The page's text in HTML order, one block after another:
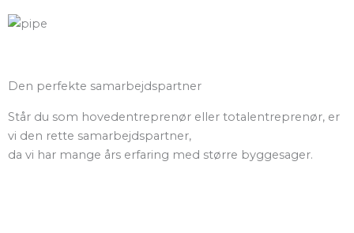
Den perfekte samarbejdspartner
Står du som hovedentreprenør eller totalentreprenør, er
vi den rette samarbejdspartner,
da vi har mange års erfaring med større byggesager.